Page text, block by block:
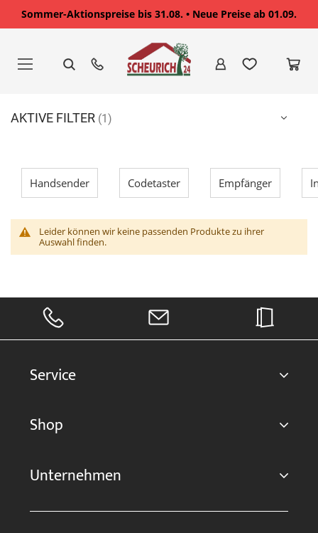
Sommer-Aktionspreise bis 31.08. • Neue Preise ab 01.09.
springen
Handsender Codetaster Empfänger
Leider können wir keine passenden Produkte zu ihrer
Auswahl finden.
AKTIVE FILTER
Service
Shop
Unternehmen